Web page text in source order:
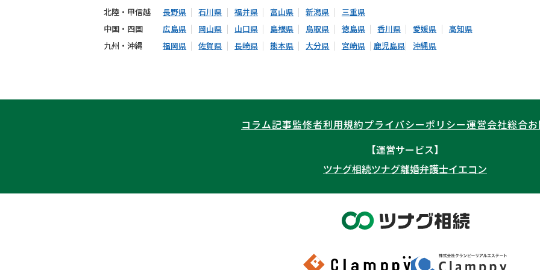
北陸・甲信越
長野県 石川県 福井県 富山県 新潟県
三重県
中国・四国
広島県 岡山県 山口県 島根県 鳥取県 徳島県 香川県 愛媛県
高知県
九州・沖縄
福岡県 佐賀県 長崎県 熊本県 大分県 宮崎県 鹿児島県 沖縄県
コラム記事監修者利用規約プライバシーポリシー運営会社総合
【運営サービス】
ツナグ相続ツナグ離婚弁護士イエコン